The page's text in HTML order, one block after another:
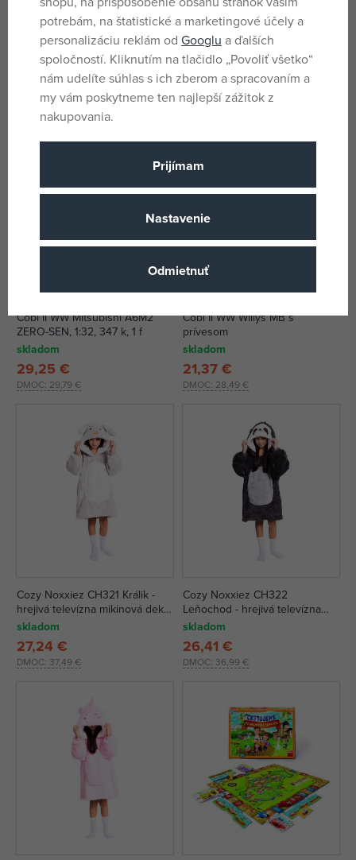
Cobi 24617 Volkswagen T2a
Kombi
skladom
41,69 €
30,85 €
Cobi 5724 Morane-Saulnier
MS.406
skladom
DMOC:
29,97 €
Cobi II WW Mitsubishi A6M2
ZERO-SEN, 1:32, 347 k, 1 f
skladom
DMOC: 29,79 €
29,25 €
Cobi II WW Willys MB s
prívesom
skladom
DMOC: 28,49 €
21,37 €
Cozy Noxxiez CH321 Králik -
hrejivá televízna mikinová deka
s kapucňou pre deti 7 - 12
rokov
skladom
DMOC: 37,49 €
27,24 €
Cozy Noxxiez CH322
Leňochod - hrejivá televízna
mikinová deka s kapucňou pre
deti 7 - 12 rokov
skladom
DMOC: 36,99 €
26,41 €
potrebám, na štatistické a marketingové účely a
personalizáciu reklám od Googlu a ďalších
spoločností. Kliknutím na tlačidlo „Povoliť všetko“
nám udelíte súhlas s ich zberom a spracovaním a
my vám poskytneme ten najlepší zážitok z
nakupovania.
Prijímam
Nastavenie
Odmietnuť